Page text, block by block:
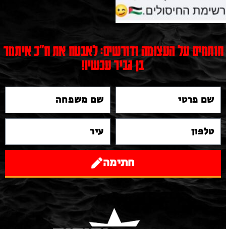
חותמים על העצומה ודורשים: לאבטח את ח"כ איתמר
בן גביר עכשיו!
חתימה